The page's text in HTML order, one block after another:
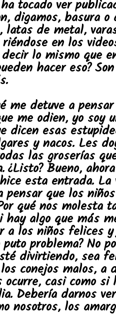
tocado ver
digamos, basura o
latas de metal,
en los
lo mismo que
hacer eso?
me detuve a
me odien, yo soy
dicen esas
y nacos. Les
las groserías
¿Listo? Bueno,
esta entrada. La
pensar que los
qué nos molesta
hay algo que más
a los niños felices y
problema? No
divirtiendo, sea
conejos malos, a
ocurre, casi como si
Debería darnos
nosotros, los